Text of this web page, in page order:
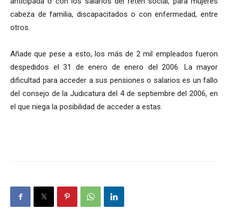
cabeza de familia, discapacitados o con enfermedad, entre
otros.
Añade que pese a esto, los más de 2 mil empleados fueron
despedidos el 31 de enero de enero del 2006. La mayor
dificultad para acceder a sus pensiones o salarios es un fallo
del consejo de la Judicatura del 4 de septiembre del 2006, en
el que niega la posibilidad de acceder a estas.